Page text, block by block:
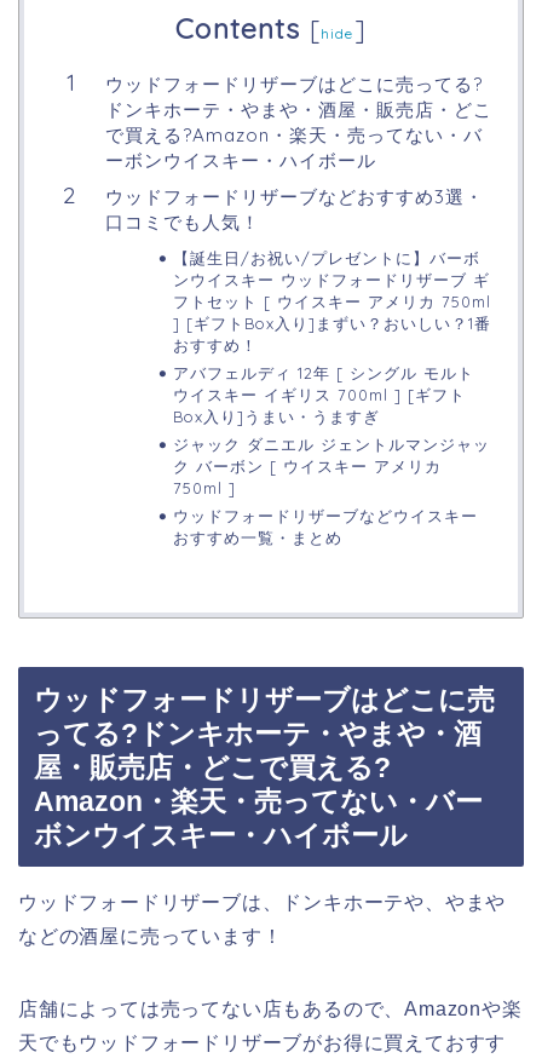
Contents [hide ]
ウッドフォードリザーブはどこに売ってる?
ドンキホーテ・やまや・酒屋・販売店・どこ
で買える?Amazon・楽天・売ってない・バ
ーボンウイスキー・ハイボール
ウッドフォードリザーブなどおすすめ3選・
口コミでも人気！
【誕生日/お祝い/プレゼントに】バーボ
ンウイスキー ウッドフォードリザーブ ギ
フトセット [ ウイスキー アメリカ 750ml
] [ギフトBox入り]まずい？おいしい？1番
おすすめ！
アバフェルディ 12年 [ シングル モルト
ウイスキー イギリス 700ml ] [ギフト
Box入り]うまい・うますぎ
ジャック ダニエル ジェントルマンジャッ
ク バーボン [ ウイスキー アメリカ
750ml ]
ウッドフォードリザーブなどウイスキー
おすすめ一覧・まとめ
ウッドフォードリザーブはどこに売
ってる?ドンキホーテ・やまや・酒
屋・販売店・どこで買える?
Amazon・楽天・売ってない・バー
ボンウイスキー・ハイボール
ウッドフォードリザーブは、ドンキホーテや、やまや
などの酒屋に売っています！
店舗によっては売ってない店もあるので、Amazonや楽
天でもウッドフォードリザーブがお得に買えておすす